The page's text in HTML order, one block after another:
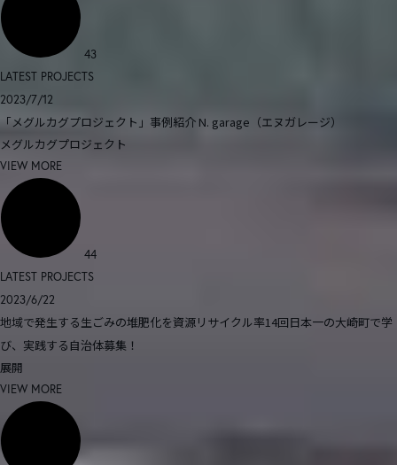
43
LATEST PROJECTS
2023/7/12
「メグルカグプロジェクト」事例紹介 N. garage（エヌガレージ）
メグルカグプロジェクト
VIEW MORE
44
LATEST PROJECTS
2023/6/22
地域で発生する生ごみの堆肥化を資源リサイクル率14回日本一の大崎町で学
び、実践する自治体募集！
展開
VIEW MORE